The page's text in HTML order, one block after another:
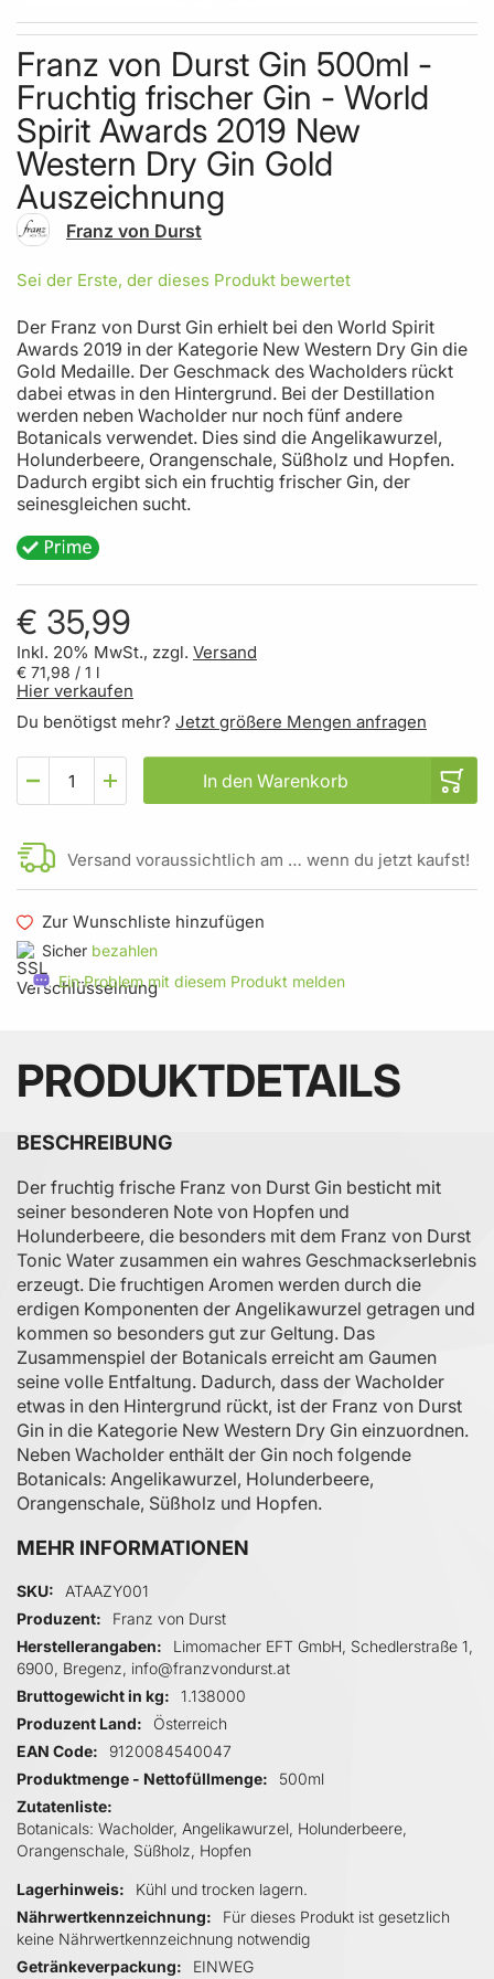
Skip to the beginning of the images gallery
Franz von Durst Gin 500ml -
Fruchtig frischer Gin - World
Spirit Awards 2019 New
Western Dry Gin Gold
Auszeichnung
Franz von Durst
Sei der Erste, der dieses Produkt bewertet
Der Franz von Durst Gin erhielt bei den World Spirit
Awards 2019 in der Kategorie New Western Dry Gin die
Gold Medaille. Der Geschmack des Wacholders rückt
dabei etwas in den Hintergrund. Bei der Destillation
werden neben Wacholder nur noch fünf andere
Botanicals verwendet. Dies sind die Angelikawurzel,
Holunderbeere, Orangenschale, Süßholz und Hopfen.
Dadurch ergibt sich ein fruchtig frischer Gin, der
seinesgleichen sucht.
€ 35,99
Inkl. 20% MwSt., zzgl. Versand
€ 71,98 / 1 l
Hier verkaufen
Du benötigst mehr? Jetzt größere Mengen anfragen
In den Warenkorb
Versand voraussichtlich am … wenn du jetzt kaufst!
Zur Wunschliste hinzufügen
Sicher bezahlen
Ein Problem mit diesem Produkt melden
PRODUKTDETAILS
BESCHREIBUNG
Der fruchtig frische Franz von Durst Gin besticht mit
seiner besonderen Note von Hopfen und
Holunderbeere, die besonders mit dem Franz von Durst
Tonic Water zusammen ein wahres Geschmackserlebnis
erzeugt. Die fruchtigen Aromen werden durch die
erdigen Komponenten der Angelikawurzel getragen und
kommen so besonders gut zur Geltung. Das
Zusammenspiel der Botanicals erreicht am Gaumen
seine volle Entfaltung. Dadurch, dass der Wacholder
etwas in den Hintergrund rückt, ist der Franz von Durst
Gin in die Kategorie New Western Dry Gin einzuordnen.
Neben Wacholder enthält der Gin noch folgende
Botanicals: Angelikawurzel, Holunderbeere,
Orangenschale, Süßholz und Hopfen.
MEHR INFORMATIONEN
Mehr Informationen
SKU
ATAAZY001
Produzent
Franz von Durst
Herstellerangaben
Limomacher EFT GmbH, Schedlerstraße 1,
6900, Bregenz, info@franzvondurst.at
Bruttogewicht in kg
1.138000
Produzent Land
Österreich
EAN Code
9120084540047
Produktmenge - Nettofüllmenge
500ml
Zutatenliste
Botanicals: Wacholder, Angelikawurzel, Holunderbeere,
Orangenschale, Süßholz, Hopfen
Lagerhinweis
Kühl und trocken lagern.
Nährwertkennzeichnung
Für dieses Produkt ist gesetzlich
keine Nährwertkennzeichnung notwendig
Getränkeverpackung
EINWEG